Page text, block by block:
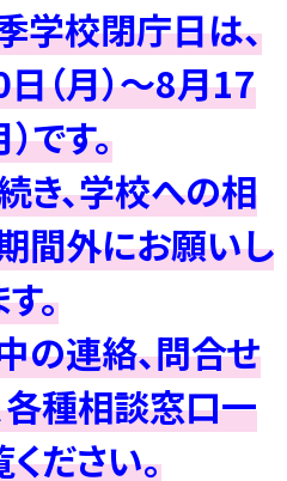
校閉庁日は、
（月）～8月17
です。
、学校への相
間外にお願いし
。
連絡、問合せ
各種相談窓口一
ださい。